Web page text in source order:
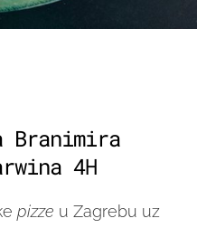
Branimira
4H
pizze u Zagrebu uz